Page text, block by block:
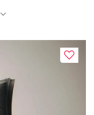
auf und wirkt
und ihre Textur, da